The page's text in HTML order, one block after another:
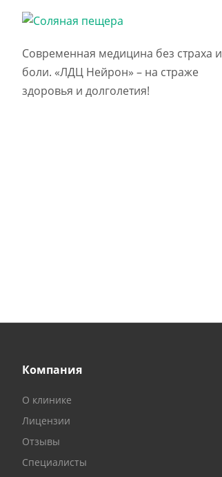
Современная медицина без страха и
боли. «ЛДЦ Нейрон» – на страже
здоровья и долголетия!
Компания
О клинике
Лицензии
Отзывы
Специалисты